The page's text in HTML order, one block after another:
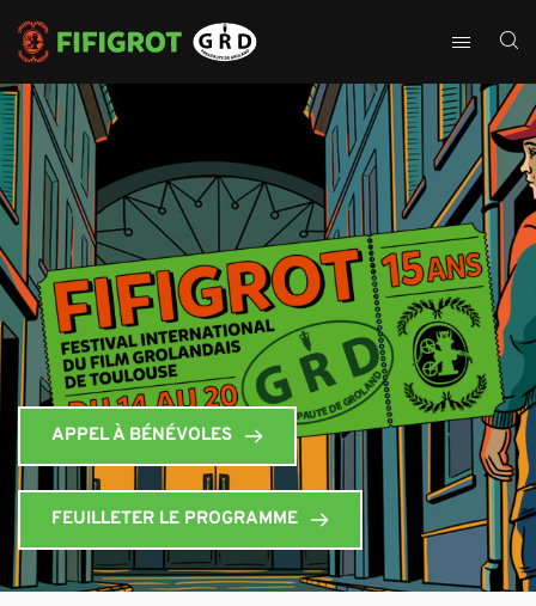
APPEL À BÉNÉVOLES
FEUILLETER LE PROGRAMME